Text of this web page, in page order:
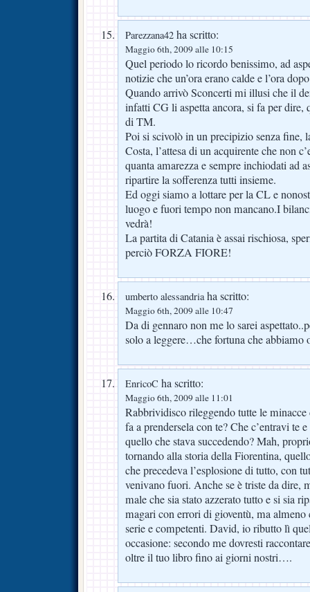
Parezzana42 ha scritto:
Maggio 6th, 2009 alle 10:15
Quel periodo lo ricordo benissimo, ad
notizie che un’ora erano calde e l’ora
Quando arrivò Sconcerti mi illusi che il
infatti CG li aspetta ancora, si fa per
di TM.
Poi si scivolò in un precipizio senza fine,
Costa, l’attesa di un acquirente che non
quanta amarezza e sempre inchiodati ad
ripartire la sofferenza tutti insieme.
Ed oggi siamo a lottare per la CL e
luogo e fuori tempo non mancano.I
vedrà!
La partita di Catania è assai rischiosa,
perciò FORZA FIORE!
umberto alessandriaha scritto:
Maggio 6th, 2009 alle 10:47
Da di gennaro non me lo sarei
solo a leggere…che fortuna che abbiamo
EnricoC ha scritto:
Maggio 6th, 2009 alle 11:01
Rabbrividisco rileggendo tutte le
fa a prendersela con te? Che c’entravi te
quello che stava succedendo? Mah,
tornando alla storia della Fiorentina,
che precedeva l’esplosione di tutto, con
venivano fuori. Anche se è triste da dire,
male che sia stato azzerato tutto e si sia
magari con errori di gioventù, ma almeno
serie e competenti. David, io ributto lì
occasione: secondo me dovresti
oltre il tuo libro fino ai giorni nostri….